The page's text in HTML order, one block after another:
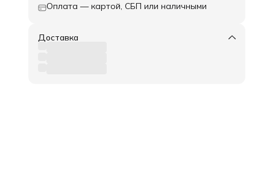
Оплата — картой, СБП или наличными
Доставка